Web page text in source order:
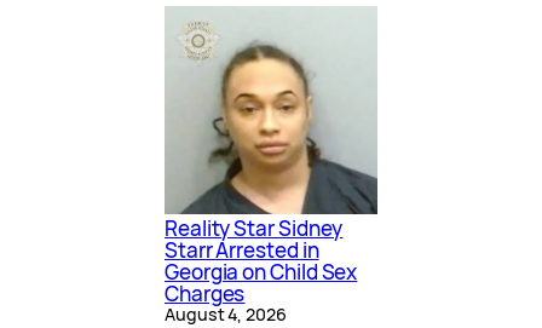
Reality Star Sidney
Starr Arrested in
Georgia on Child Sex
Charges
August 4, 2026